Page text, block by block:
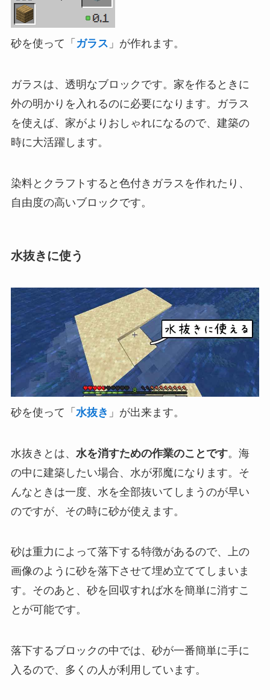
砂を使って「 ガラス 」が作れます。
ガラスは、透明なブロックです。家を作るときに
外の明かりを入れるのに必要になります。ガラス
を使えば、家がよりおしゃれになるので、建築の
時に大活躍します。
染料とクラフトすると色付きガラスを作れたり、
自由度の高いブロックです。
水抜きに使う
砂を使って「 水抜き 」が出来ます。
水抜きとは、 水を消すための作業のことです。海
の中に建築したい場合、水が邪魔になります。そ
んなときは一度、水を全部抜いてしまうのが早い
のですが、その時に砂が使えます。
砂は重力によって落下する特徴があるので、上の
画像のように砂を落下させて埋め立ててしまいま
す。そのあと、砂を回収すれば水を簡単に消すこ
とが可能です。
落下するブロックの中では、砂が一番簡単に手に
入るので、多くの人が利用しています。